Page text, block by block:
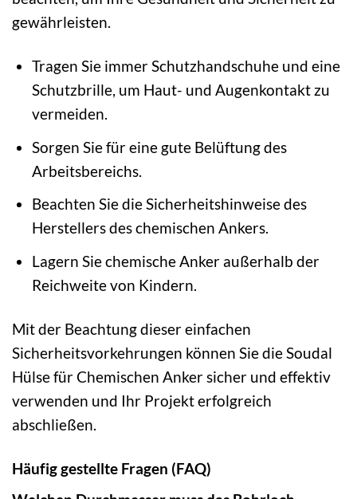
gewährleisten.
Tragen Sie immer Schutzhandschuhe und eine
Schutzbrille, um Haut- und Augenkontakt zu
vermeiden.
Sorgen Sie für eine gute Belüftung des
Arbeitsbereichs.
Beachten Sie die Sicherheitshinweise des
Herstellers des chemischen Ankers.
Lagern Sie chemische Anker außerhalb der
Reichweite von Kindern.
Mit der Beachtung dieser einfachen
Sicherheitsvorkehrungen können Sie die Soudal
Hülse für Chemischen Anker sicher und effektiv
verwenden und Ihr Projekt erfolgreich
abschließen.
Häufig gestellte Fragen (FAQ)